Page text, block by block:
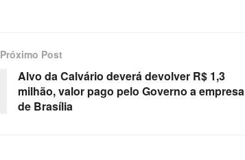
Próximo Post
Alvo da Calvário deverá devolver R$ 1,3
milhão, valor pago pelo Governo a empresa
de Brasília